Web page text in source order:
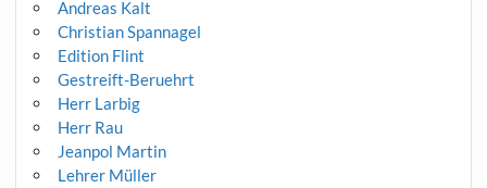
Andreas Kalt
Christian Spannagel
Edition Flint
Gestreift-Beruehrt
Herr Larbig
Herr Rau
Jeanpol Martin
Lehrer Müller